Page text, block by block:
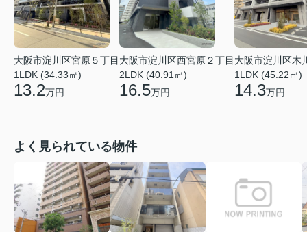
大阪市淀川区宮原５丁目
1LDK (34.33㎡)
13.2万円
大阪市淀川区西宮原２丁目
2LDK (40.91㎡)
16.5万円
大阪市淀川区木
1LDK (45.22㎡)
14.3万円
よく見られている物件